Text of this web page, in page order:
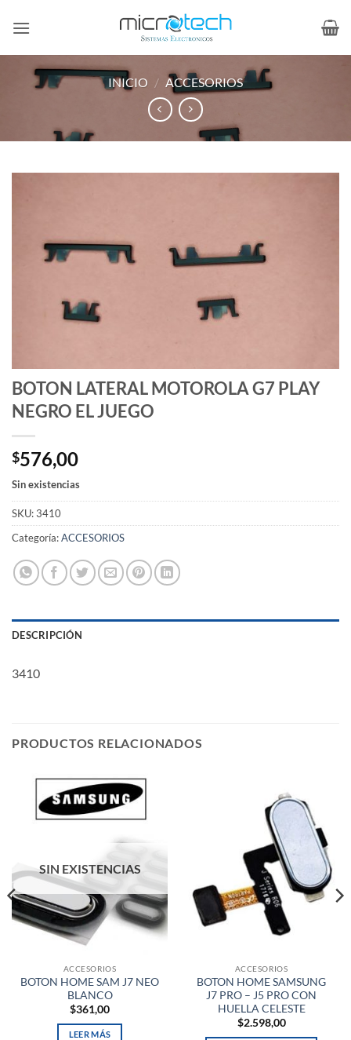
INICIO / ACCESORIOS
BOTON LATERAL MOTOROLA G7 PLAY
NEGRO EL JUEGO
$576,00
Sin existencias
SKU:3410
Categoría:ACCESORIOS
DESCRIPCIÓN
3410
PRODUCTOS RELACIONADOS
SIN EXISTENCIAS
ACCESORIOS
BOTON HOME SAM J7 NEO
BLANCO
$361,00
LEER MÁS
ACCESORIOS
BOTON HOME SAMSUNG
J7 PRO – J5 PRO CON
HUELLA CELESTE
$2.598,00